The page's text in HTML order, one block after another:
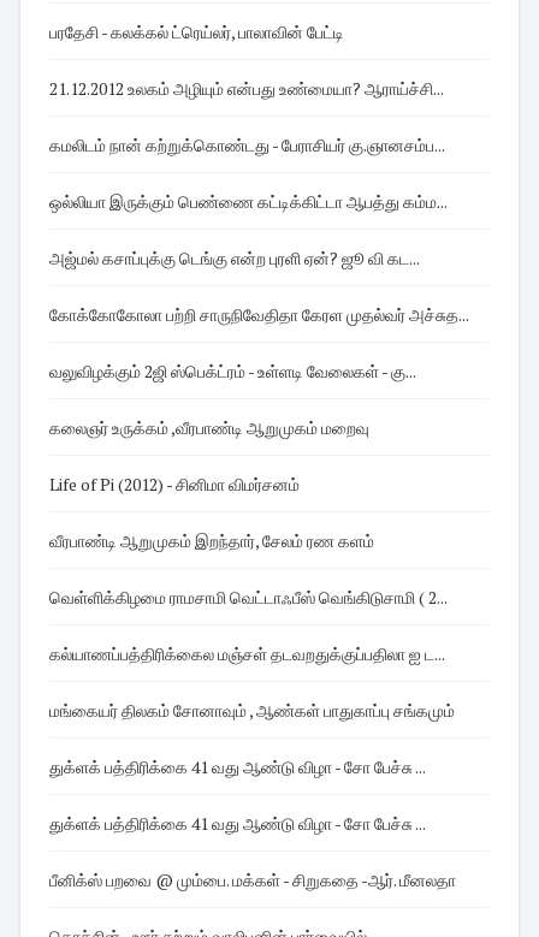
பரதேசி - கலக்கல் ட்ரெய்லர், பாலாவின் பேட்டி
21.12.2012 உலகம் அழியும் என்பது உண்மையா? ஆராய்ச்சி...
கமலிடம் நான் கற்றுக்கொண்டது - பேராசியர் கு.ஞானசம்ப...
ஒல்லியா இருக்கும் பெண்ணை கட்டிக்கிட்டா ஆபத்து கம்ம...
அஜ்மல் கசாப்புக்கு டெங்கு என்ற புரளி ஏன்? ஜூ வி கட...
கோக்கோகோலா பற்றி சாருநிவேதிதா கேரள முதல்வர் அச்சுத...
வலுவிழக்கும் 2ஜி ஸ்பெக்ட்ரம் - உள்ளடி வேலைகள் - கு...
கலைஞர் உருக்கம் ,வீரபாண்டி ஆறுமுகம் மறைவு
Life of Pi (2012) - சினிமா விமர்சனம்
வீரபாண்டி ஆறுமுகம் இறந்தார், சேலம் ரண களம்
வெள்ளிக்கிழமை ராமசாமி வெட்டாஃபீஸ் வெங்கிடுசாமி ( 2...
கல்யாணப்பத்திரிக்கைல மஞ்சள் தடவறதுக்குப்பதிலா ஐ ட...
மங்கையர் திலகம் சோனாவும் , ஆண்கள் பாதுகாப்பு சங்கமும்
துக்ளக் பத்திரிக்கை 41 வது ஆண்டு விழா - சோ பேச்சு ...
துக்ளக் பத்திரிக்கை 41 வது ஆண்டு விழா - சோ பேச்சு ...
பீனிக்ஸ் பறவை @ மும்பை. மக்கள் - சிறுகதை -ஆர். மீனலதா